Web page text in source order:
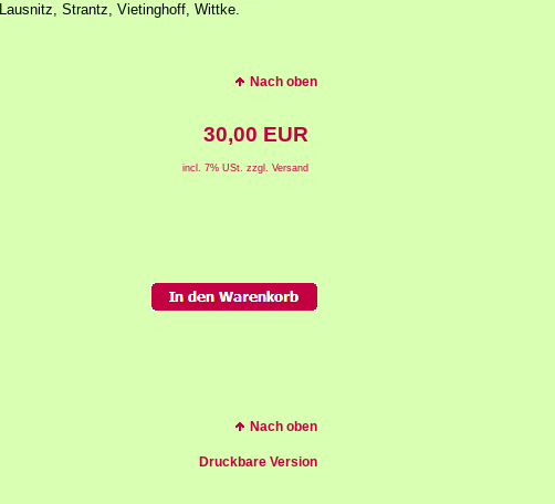
Strantz, Vietinghoff, Wittke.
Nach oben
30,00 EUR
incl. 7% USt. zzgl. Versand
Nach oben
Druckbare Version